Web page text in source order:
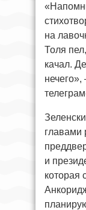
на
Толя
качал.
главами
и
которая